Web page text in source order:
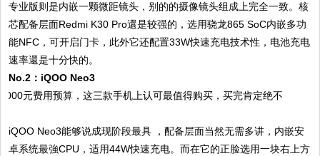
专业版则是内嵌一颗微距镜头，别的的摄像镜头组成上完全一致。核
芯配备层面Redmi K30 Pro還是较强的，选用骁龙865 SoC内嵌多功
能NFC，可开启门卡，此外它还配置33W快速充电技术性，电池充电
速率還是十分快的。
No.2：iQOO Neo3
iQOO Neo3能够说成现阶段最具 ，配备层面当然无需多讲，内嵌安
卓系统最強CPU，适用44W快速充电。而在它的正脸选用一块右上方